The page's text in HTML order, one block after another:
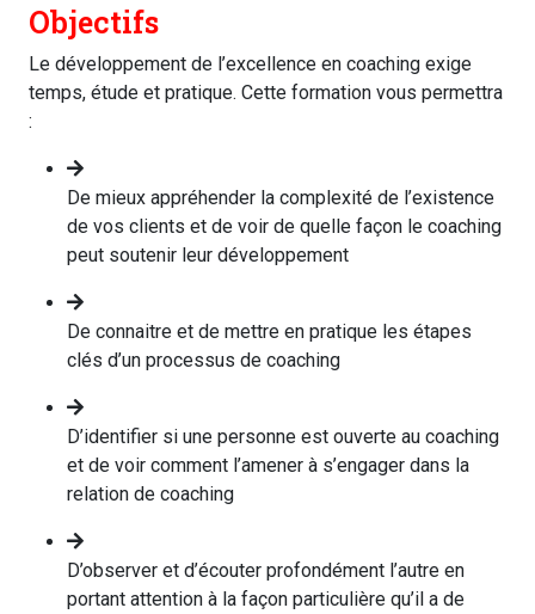
Objectifs
Le développement de l’excellence en coaching exige
temps, étude et pratique. Cette formation vous permettra
:
De mieux appréhender la complexité de l’existence
de vos clients et de voir de quelle façon le coaching
peut soutenir leur développement
De connaitre et de mettre en pratique les étapes
clés d’un processus de coaching
D’identifier si une personne est ouverte au coaching
et de voir comment l’amener à s’engager dans la
relation de coaching
D’observer et d’écouter profondément l’autre en
portant attention à la façon particulière qu’il a de